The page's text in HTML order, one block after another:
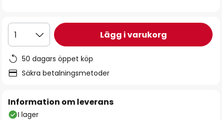
1 Lägg i varukorg
50 dagars öppet köp
Säkra betalningsmetoder
Information om leverans
I lager